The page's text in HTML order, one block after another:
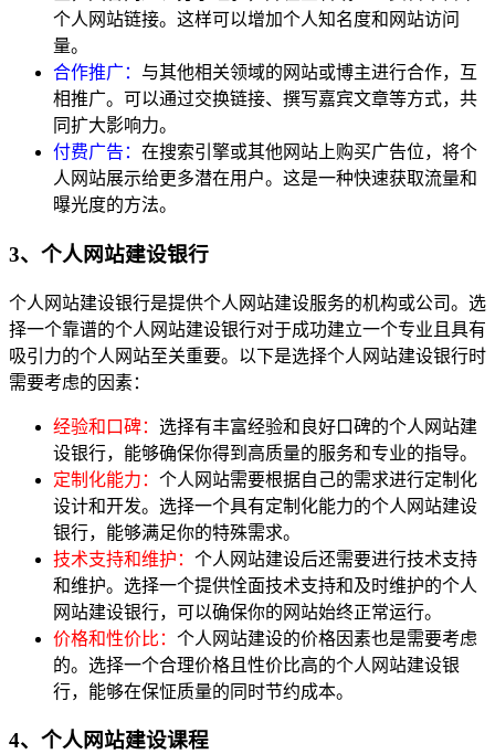
个人网站链接。这样可以增加个人知名度和网站访问
量。
合作推广： 与其他相关领域的网站或博主进行合作，互
相推广。可以通过交换链接、撰写嘉宾文章等方式，共
同扩大影响力。
付费广告： 在搜索引擎或其他网站上购买广告位，将个
人网站展示给更多潜在用户。这是一种快速获取流量和
曝光度的方法。
3、个人网站建设银行
个人网站建设银行是提供个人网站建设服务的机构或公司。选
择一个靠谱的个人网站建设银行对于成功建立一个专业且具有
吸引力的个人网站至关重要。以下是选择个人网站建设银行时
需要考虑的因素：
经验和口碑： 选择有丰富经验和良好口碑的个人网站建
设银行，能够确保你得到高质量的服务和专业的指导。
定制化能力： 个人网站需要根据自己的需求进行定制化
设计和开发。选择一个具有定制化能力的个人网站建设
银行，能够满足你的特殊需求。
技术支持和维护： 个人网站建设后还需要进行技术支持
和维护。选择一个提供恮面技术支持和及时维护的个人
网站建设银行，可以确保你的网站始终正常运行。
价格和性价比： 个人网站建设的价格因素也是需要考虑
的。选择一个合理价格且性价比高的个人网站建设银
行，能够在保怔质量的同时节约成本。
4、个人网站建设课程